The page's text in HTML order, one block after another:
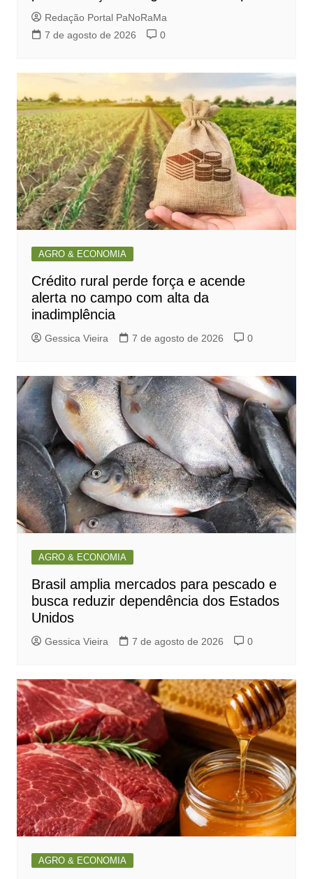
Redação Portal PaNoRaMa
7 de agosto de 2026
0
AGRO & ECONOMIA
Crédito rural perde força e acende
alerta no campo com alta da
inadimplência
Gessica Vieira 7 de agosto de 2026 0
AGRO & ECONOMIA
Brasil amplia mercados para pescado e
busca reduzir dependência dos Estados
Unidos
Gessica Vieira 7 de agosto de 2026 0
AGRO & ECONOMIA